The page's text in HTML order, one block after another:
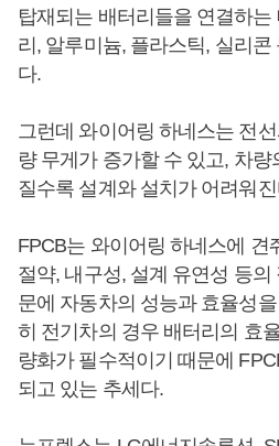
탑재되는 배터리들을 연결하
리, 알루미늄, 플라스틱, 실리콘
다.
그런데 와이어링 하네스는 전
량 무게가 증가할 수 있고, 차
질수록 설계와 설치가 어려워
FPCB는 와이어링 하네스에 견
절약, 내구성, 설계 유연성 등의
문에 자동차의 성능과 효율성
히 전기차의 경우 배터리의 효
량화가 필수적이기 때문에
되고 있는 추세다.